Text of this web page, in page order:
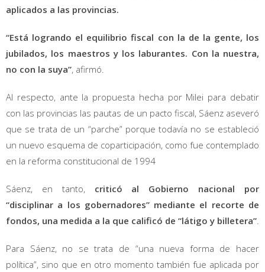
aplicados a las provincias.
“Está logrando el equilibrio fiscal con la de la gente, los
jubilados, los maestros y los laburantes. Con la nuestra,
no con la suya”, afirmó.
Al respecto, ante la propuesta hecha por Milei para debatir
con las provincias las pautas de un pacto fiscal, Sáenz aseveró
que se trata de un “parche” porque todavía no se estableció
un nuevo esquema de coparticipación, como fue contemplado
en la reforma constitucional de 1994
Sáenz, en tanto, criticó al Gobierno nacional por
“disciplinar a los gobernadores” mediante el recorte de
fondos, una medida a la que calificó de “látigo y billetera”
Para Sáenz, no se trata de “una nueva forma de hacer
política”, sino que en otro momento también fue aplicada por